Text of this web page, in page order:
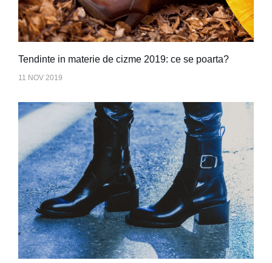
Tendinte in materie de cizme 2019: ce se poarta?
11 NOV 2019